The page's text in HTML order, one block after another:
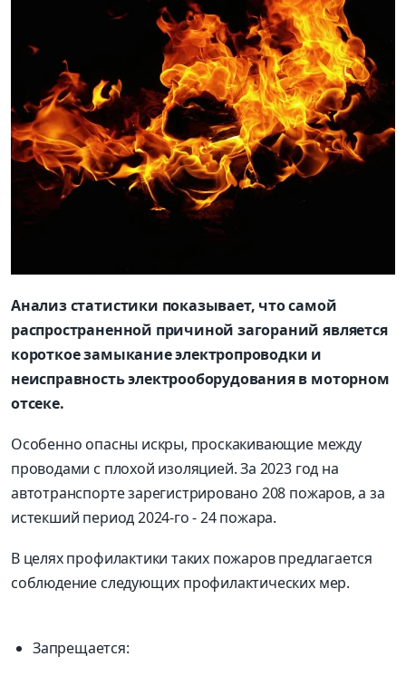
Анализ статистики показывает, что самой
распространенной причиной загораний является
короткое замыкание электропроводки и
неисправность электрооборудования в моторном
отсеке.
Особенно опасны искры, проскакивающие между
проводами с плохой изоляцией. За 2023 год на
автотранспорте зарегистрировано 208 пожаров, а за
истекший период 2024-го - 24 пожара.
В целях профилактики таких пожаров предлагается
соблюдение следующих профилактических мер.
Запрещается: